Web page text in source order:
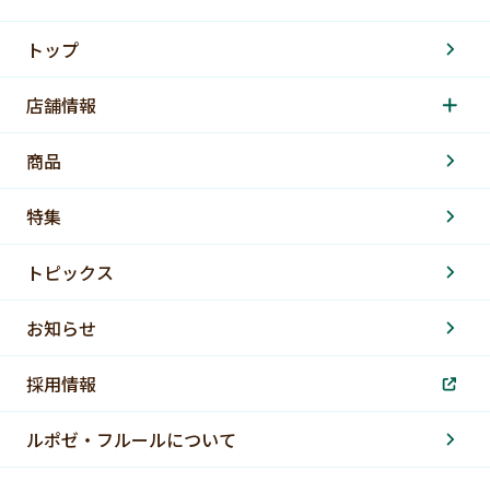
トップ
店舗情報
商品
特集
トピックス
お知らせ
採用情報
ルポゼ・フルールについて